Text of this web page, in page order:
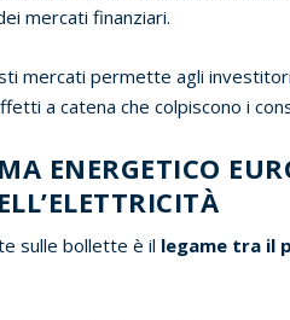
mercati finanziari.
mercati permette agli
a catena che colpiscono i
ENERGETICO
sulle bollette è il legame tra il